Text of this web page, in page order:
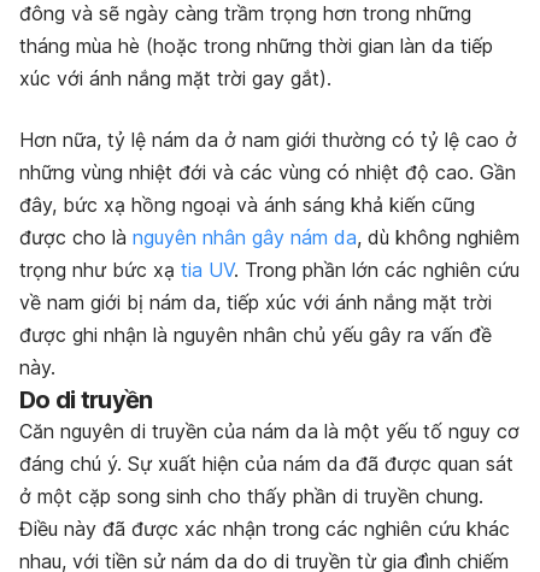
đông và sẽ ngày càng trầm trọng hơn trong những
tháng mùa hè (hoặc trong những thời gian làn da tiếp
xúc với ánh nắng mặt trời gay gắt).
Hơn nữa, tỷ lệ nám da ở nam giới thường có tỷ lệ cao ở
những vùng nhiệt đới và các vùng có nhiệt độ cao. Gần
đây, bức xạ hồng ngoại và ánh sáng khả kiến ​​cũng
được cho là nguyên nhân gây nám da, dù không nghiêm
trọng như bức xạ tia UV. Trong phần lớn các nghiên cứu
về nam giới bị nám da, tiếp xúc với ánh nắng mặt trời
được ghi nhận là nguyên nhân chủ yếu gây ra vấn đề
này.
Do di truyền
Căn nguyên di truyền của nám da là một yếu tố nguy cơ
đáng chú ý. Sự xuất hiện của nám da đã được quan sát
ở một cặp song sinh cho thấy phần di truyền chung.
Điều này đã được xác nhận trong các nghiên cứu khác
nhau, với tiền sử nám da do di truyền từ gia đình chiếm